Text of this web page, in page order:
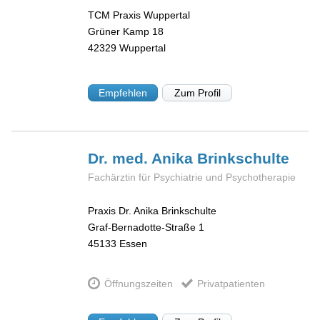
TCM Praxis Wuppertal
Grüner Kamp 18
42329 Wuppertal
Empfehlen Zum Profil
Dr. med. Anika Brinkschulte
Fachärztin für Psychiatrie und Psychotherapie
Praxis Dr. Anika Brinkschulte
Graf-Bernadotte-Straße 1
45133 Essen
Öffnungszeiten Privatpatienten